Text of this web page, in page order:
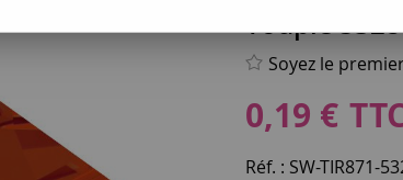
Toupie
Soyez le
0,19 €
Réf. : SW-TIR871-